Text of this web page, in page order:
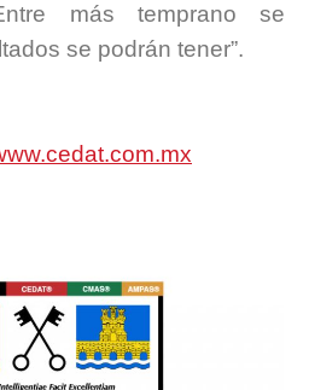
más temprano se
se podrán tener”.